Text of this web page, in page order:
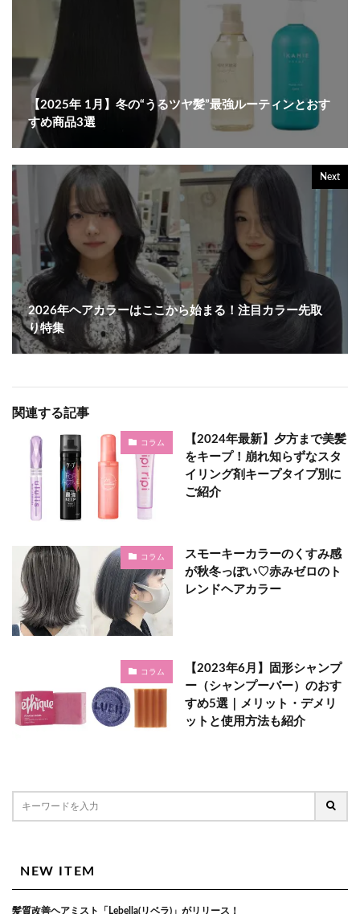
【2025年 1月】冬の“うるツヤ髪”最強ルーティンとおす
すめ商品3選
Next
2026年ヘアカラーはここから始まる！注目カラー先取
り特集
関連する記事
コラム
【2024年最新】夕方まで美髪
をキープ！崩れ知らずなスタ
イリング剤キープタイプ別に
ご紹介
コラム
スモーキーカラーのくすみ感
が秋冬っぽい♡赤みゼロのト
レンドヘアカラー
コラム
【2023年6月】固形シャンプ
ー（シャンプーバー）のおす
すめ5選｜メリット・デメリ
ットと使用方法も紹介
NEW ITEM
髪質改善ヘアミスト「Lebella(リベラ)」がリリース！